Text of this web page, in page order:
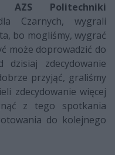
Politechniki
Czarnych, wygrali
bo mogliśmy, wygrać
może doprowadzić do
zdecydowanie
przyjąć, graliśmy
zdecydowanie więcej
z tego spotkania
do kolejnego